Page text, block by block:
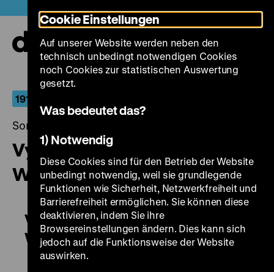
zum
Seiteninhalt
springen
1917. Revolution
Sonntag, 03. Dezember 2017, 18.30 - 00.00 Uhr
Vyborgskaja storona / Die
Wyborg-Seite
Vyborgskaja storona / Die
Wyborg-Seite
Cookie Einstellungen
Auf unserer Website werden neben den
technisch unbedingt notwendigen Cookies
noch Cookies zur statistischen Auswertung
gesetzt.
Was bedeutet das?
1) Notwendig
Diese Cookies sind für den Betrieb der Website
unbedingt notwendig, weil sie grundlegende
Funktionen wie Sicherheit, Netzwerkfreiheit und
Barrierefreiheit ermöglichen. Sie können diese
deaktivieren, indem Sie ihre
Browsereinstellungen ändern. Dies kann sich
jedoch auf die Funktionsweise der Website
auswirken.